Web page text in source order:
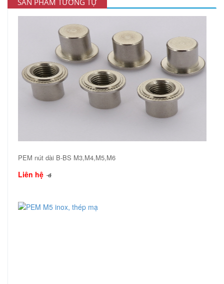
SẢN PHẨM TƯƠNG TỰ
PEM nút dài B-BS M3,M4,M5,M6
Liên hệ đ